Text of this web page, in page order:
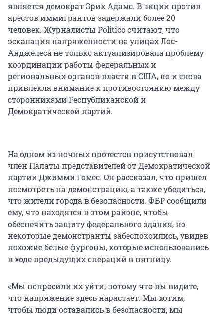
является демократ Эрик Адамс. В акции против
арестов иммигрантов задержали более 20
человек. Журналисты Politico считают, что
эскалация напряженности на улицах Лос-
Анджелеса не только актуализировала проблему
координации работы федеральных и
региональных органов власти в США, но и снова
привлекла внимание к противостоянию между
сторонниками Республиканской и
Демократической партий.
На одном из ночных протестов присутствовал
член Палаты представителей от Демократической
партии Джимми Гомес. Он рассказал, что пришел
посмотреть на демонстрацию, а также убедиться,
что жители города в безопасности. ФБР сообщили
ему, что находятся в этом районе, чтобы
обеспечить защиту федерального здания, но
некоторые демонстранты забеспокоились, увидев
похожие белые фургоны, которые использовались
в ходе предыдущих операций в пятницу.
«Мы попросили их уйти, потому что вы видите,
что напряжение здесь нарастает. Мы хотим,
чтобы люди оставались в безопасности, мы